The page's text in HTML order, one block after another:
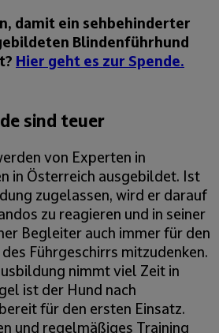
damit ein sehbehinderter
Blindenführhund
Hier geht es zur Spende.
sind teuer
von Experten in
in Österreich ausgebildet. Ist
zugelassen, wird er darauf
zu reagieren und in seiner
Begleiter auch immer für den
Führgeschirrs mitzudenken.
nimmt viel Zeit in
ist der Hund nach
für den ersten Einsatz.
und regelmäßiges Training